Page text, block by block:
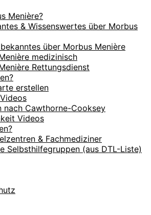
Menière?
& Wissenswertes über Morbus
über Morbus Menière
medizinisch
Rettungsdienst
erstellen
nach Cawthorne-Cooksey
Videos
& Fachmediziner
Selbsthilfegruppen (aus DTL-Liste)